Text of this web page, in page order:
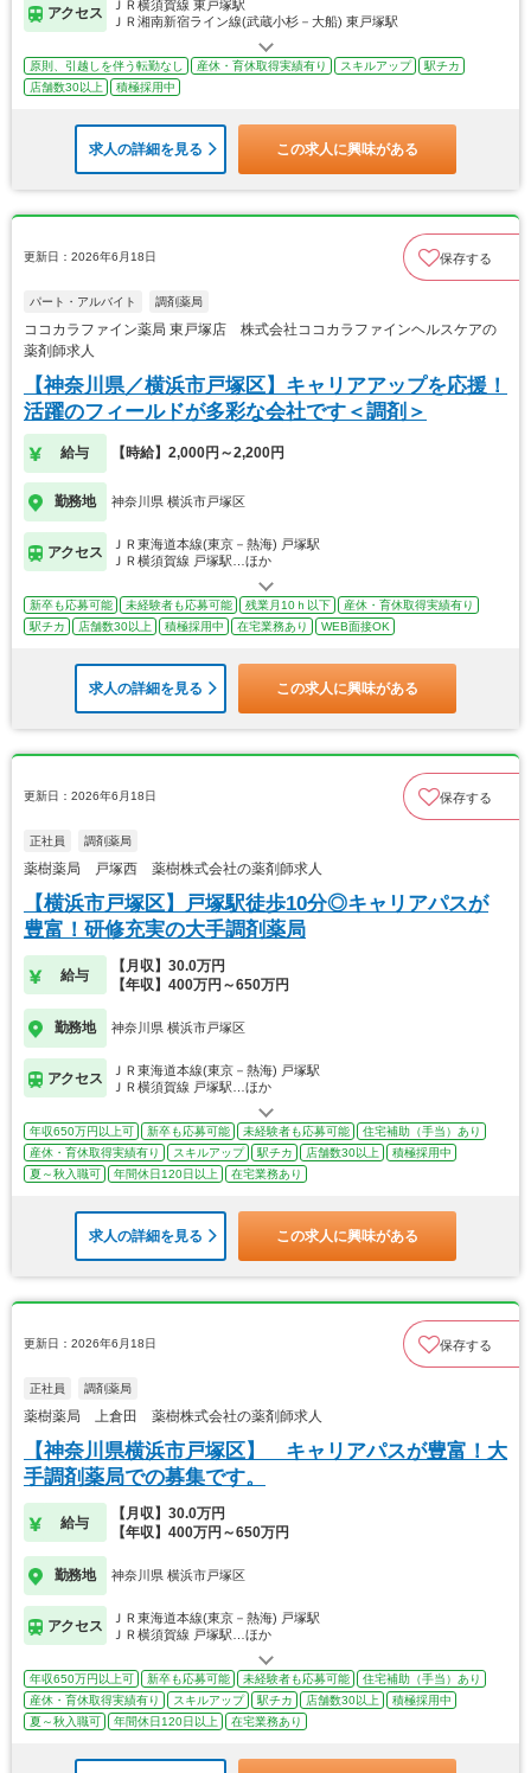
アクセス
ＪＲ横須賀線 東戸塚駅
ＪＲ湘南新宿ライン線(武蔵小杉－大船) 東戸塚駅
原則、引越しを伴う転勤なし 産休・育休取得実績有り スキルアップ
駅チカ
店舗数30以上
積極採用中
求人の詳細を見る この求人に興味がある
更新日：2026年6月18日 保存する
パート・アルバイト 調剤薬局
ココカラファイン薬局 東戸塚店 株式会社ココカラファインヘルスケアの
薬剤師求人
【神奈川県／横浜市戸塚区】キャリアアップを応援！
活躍のフィールドが多彩な会社です＜調剤＞
給与 【時給】2,000円～2,200円
勤務地 神奈川県 横浜市戸塚区
アクセス
ＪＲ東海道本線(東京－熱海) 戸塚駅
ＪＲ横須賀線 戸塚駅…ほか
新卒も応募可能 未経験者も応募可能 残業月10ｈ以下
産休・育休取得実績有り
駅チカ
店舗数30以上 積極採用中 在宅業務あり WEB面接OK
求人の詳細を見る この求人に興味がある
更新日：2026年6月18日 保存する
正社員 調剤薬局
薬樹薬局 戸塚西 薬樹株式会社の薬剤師求人
【横浜市戸塚区】戸塚駅徒歩10分◎キャリアパスが
豊富！研修充実の大手調剤薬局
給与
【月収】30.0万円
【年収】400万円～650万円
勤務地 神奈川県 横浜市戸塚区
アクセス
ＪＲ東海道本線(東京－熱海) 戸塚駅
ＪＲ横須賀線 戸塚駅…ほか
年収650万円以上可 新卒も応募可能 未経験者も応募可能
住宅補助（手当）あり
産休・育休取得実績有り
スキルアップ 駅チカ 店舗数30以上
積極採用中
夏～秋入職可
年間休日120日以上 在宅業務あり
求人の詳細を見る この求人に興味がある
更新日：2026年6月18日 保存する
正社員 調剤薬局
薬樹薬局 上倉田 薬樹株式会社の薬剤師求人
【神奈川県横浜市戸塚区】 キャリアパスが豊富！大
手調剤薬局での募集です。
給与
【月収】30.0万円
【年収】400万円～650万円
勤務地 神奈川県 横浜市戸塚区
アクセス
ＪＲ東海道本線(東京－熱海) 戸塚駅
ＪＲ横須賀線 戸塚駅…ほか
年収650万円以上可 新卒も応募可能 未経験者も応募可能
住宅補助（手当）あり
産休・育休取得実績有り
スキルアップ 駅チカ 店舗数30以上
積極採用中
夏～秋入職可
年間休日120日以上 在宅業務あり